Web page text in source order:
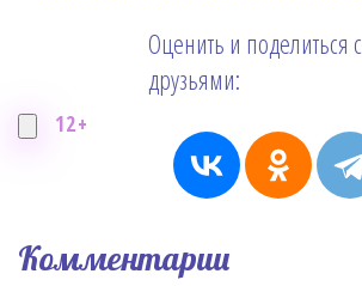
12+
Оценить и поделиться с
друзьями:
Комментарии